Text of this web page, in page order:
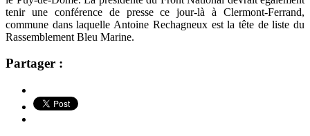
tenir une conférence de presse ce jour-là à Clermont-Ferrand,
commune dans laquelle Antoine Rechagneux est la tête de liste du
Rassemblement Bleu Marine.
Partager :